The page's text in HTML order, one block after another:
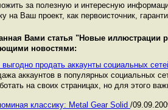
за полезную и интересную
на Ваш проект, как первоисточник,
Вами статья "Новые иллюстрации
новостями:
выгодно продать аккаунты социальных
аккаунтов в популярных социальных
на своих страницах, но для этого
классику: Metal Gear Solid /